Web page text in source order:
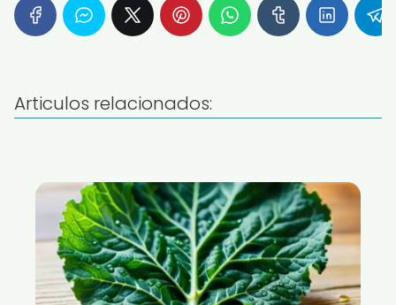
Articulos relacionados: